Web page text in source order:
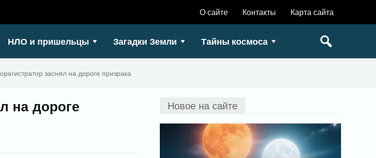
О сайте Контакты Карта сайта
НЛО и пришельцы Загадки Земли Тайны космоса
заснял на дороге призрака
на дороге
Новое на сайте